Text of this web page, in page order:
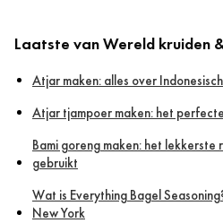
Laatste van Wereld kruiden
Atjar maken: alles over
Atjar tjampoer maken: het
Bami goreng maken: het
gebruikt
Wat is Everything Bagel
New York